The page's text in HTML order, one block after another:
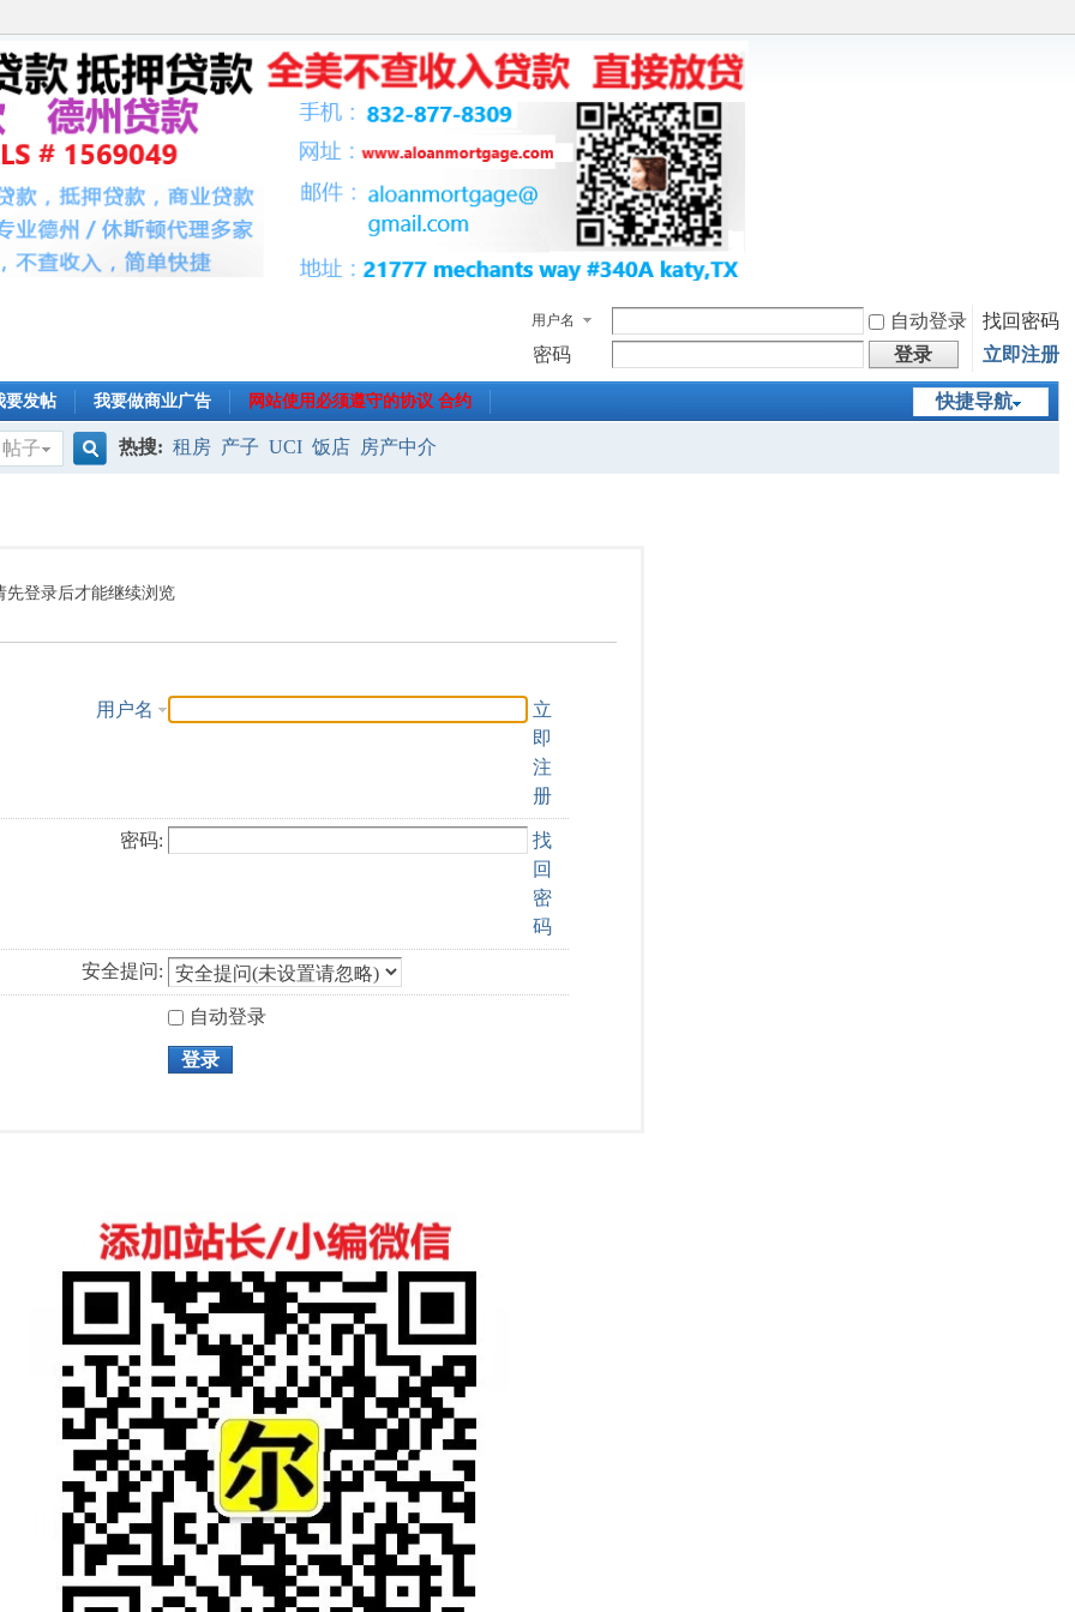
用户名 自动登录
找回密码
密码
登录 立即注册
快捷导航
要发帖 我要做商业广告 网站使用必须遵守的协议 合约
帖子
索
热搜: 租房 产子 UCI 饭店 房产中介
先登录后才能继续浏览
用户名
立
即
注
册
密码:
找
回
密
码
安全提问:
自动登录
登录